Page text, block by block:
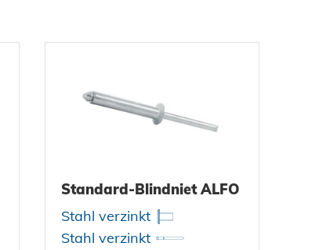
Standard-Blindniet ALFO
Stahl verzinkt
Stahl verzinkt